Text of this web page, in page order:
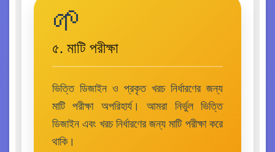
🌱
৫. মাটি পরীক্ষা
ভিত্তি ডিজাইন ও প্রকৃত খরচ নির্ধারণের জন্য
মাটি পরীক্ষা অপরিহার্য। আমরা নির্ভুল ভিত্তি
ডিজাইন এবং খরচ নির্ধারণের জন্য মাটি পরীক্ষা করে
থাকি।